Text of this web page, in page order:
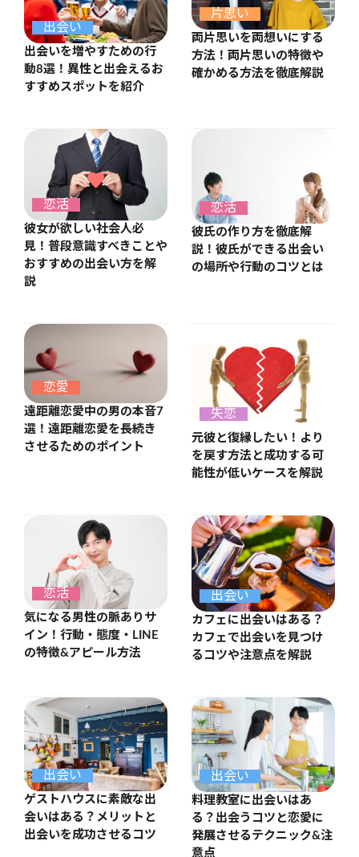
出会い
出会いを増やすための行
動8選！異性と出会えるお
すすめスポットを紹介
片思い
両片思いを両想いにする
方法！両片思いの特徴や
確かめる方法を徹底解説
恋活
彼女が欲しい社会人必
見！普段意識すべきことや
おすすめの出会い方を解
説
恋活
彼氏の作り方を徹底解
説！彼氏ができる出会い
の場所や行動のコツとは
恋愛
遠距離恋愛中の男の本音7
選！遠距離恋愛を長続き
させるためのポイント
失恋
元彼と復縁したい！より
を戻す方法と成功する可
能性が低いケースを解説
恋活
気になる男性の脈ありサ
イン！行動・態度・LINE
の特徴&アピール方法
出会い
カフェに出会いはある？
カフェで出会いを見つけ
るコツや注意点を解説
出会い
ゲストハウスに素敵な出
会いはある？メリットと
出会いを成功させるコツ
出会い
料理教室に出会いはあ
る？出会うコツと恋愛に
発展させるテクニック&注
意点